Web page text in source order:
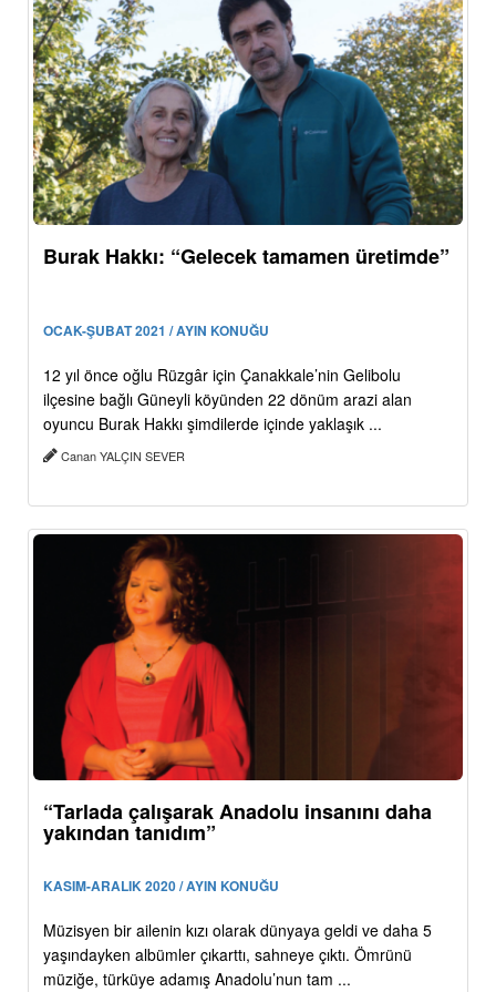
Burak Hakkı: “Gelecek tamamen üretimde”
OCAK-ŞUBAT 2021 / AYIN KONUĞU
12 yıl önce oğlu Rüzgâr için Çanakkale’nin Gelibolu
ilçesine bağlı Güneyli köyünden 22 dönüm arazi alan
oyuncu Burak Hakkı şimdilerde içinde yaklaşık ...
Canan YALÇIN SEVER
“Tarlada çalışarak Anadolu insanını daha
yakından tanıdım”
KASIM-ARALIK 2020 / AYIN KONUĞU
Müzisyen bir ailenin kızı olarak dünyaya geldi ve daha 5
yaşındayken albümler çıkarttı, sahneye çıktı. Ömrünü
müziğe, türküye adamış Anadolu’nun tam ...